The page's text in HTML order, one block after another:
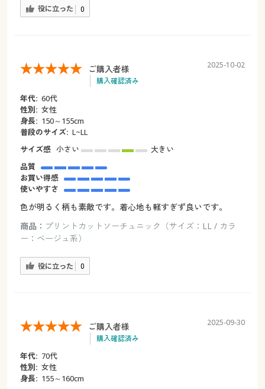
役に立った 0
ご購入者様
購入確認済み
2025-10-02
年代: 60代
性別: 女性
身長: 150～155cm
普段のサイズ: L~LL
サイズ感 小さい
大きい
品質
お買い得感
使いやすさ
色が明るく柄も素敵です。着心地も軽すぎず良いです。
商品： プリントカットソーチュニック（サイズ：LL / カラ
ー：ベージュ系）
役に立った 0
ご購入者様
購入確認済み
2025-09-30
年代: 70代
性別: 女性
身長: 155～160cm